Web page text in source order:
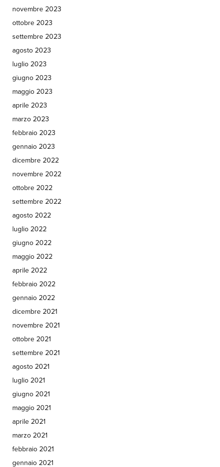
novembre 2023
ottobre 2023
settembre 2023
agosto 2023
luglio 2023
giugno 2023
maggio 2023
aprile 2023
marzo 2023
febbraio 2023
gennaio 2023
dicembre 2022
novembre 2022
ottobre 2022
settembre 2022
agosto 2022
luglio 2022
giugno 2022
maggio 2022
aprile 2022
febbraio 2022
gennaio 2022
dicembre 2021
novembre 2021
ottobre 2021
settembre 2021
agosto 2021
luglio 2021
giugno 2021
maggio 2021
aprile 2021
marzo 2021
febbraio 2021
gennaio 2021